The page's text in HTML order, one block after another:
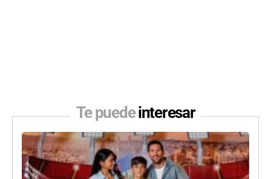
Te puedeinteresar